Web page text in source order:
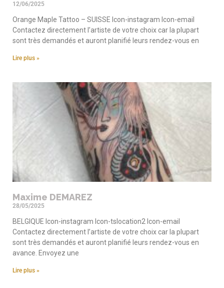
12/06/2025
Orange Maple Tattoo – SUISSE Icon-instagram Icon-email
Contactez directement l’artiste de votre choix car la plupart
sont très demandés et auront planifié leurs rendez-vous en
Lire plus »
Maxime DEMAREZ
28/05/2025
BELGIQUE Icon-instagram Icon-tslocation2 Icon-email
Contactez directement l’artiste de votre choix car la plupart
sont très demandés et auront planifié leurs rendez-vous en
avance. Envoyez une
Lire plus »